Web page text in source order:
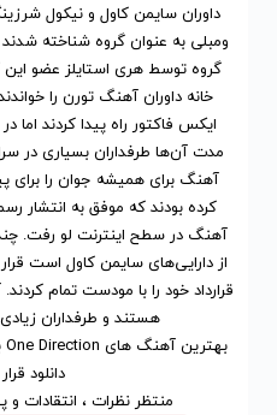
ومبلی به عنوان گروه شناخته شدند
گروه توسط هری استایلز عضو
خانه داوران آهنگ تورن را
ایکس فاکتور راه پیدا کردند
مدت آن‌ها طرفداران بسیاری در
آهنگ برای همیشه جوان را برای
کرده بودند که موفق به انتشار
آهنگ در سطح اینترنت لو رفت.
قرارداد خود را با مودست تمام
هستند و طرفداران
بهترین آهنگ های One Direction
دانلود
منتظر نظرات ، انتقادات